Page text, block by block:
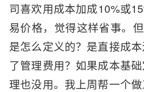
司喜欢用成本加成10%或
易价格，觉得这样省事。
是怎么定义的？是直接成
了管理费用？如果成本基
理也没用。我上周帮一个